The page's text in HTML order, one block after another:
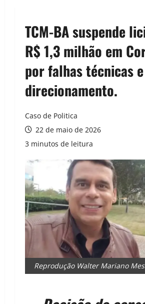
TCM-BA suspende
R$ 1,3 milhão em
por falhas técnicas
direcionamento.
Caso de Politica
22 de maio de 2026
3 minutos de leitura
Reprodução Walter Mariano